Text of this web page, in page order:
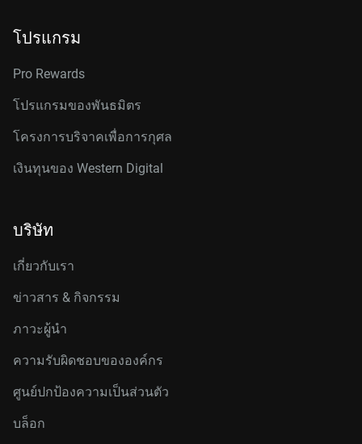
โปรแกรม
Pro Rewards
โปรแกรมของพันธมิตร
โครงการบริจาคเพื่อการกุศล
เงินทุนของ Western Digital
บริษัท
เกี่ยวกับเรา
ข่าวสาร & กิจกรรม
ภาวะผู้นำ
ความรับผิดชอบขององค์กร
ศูนย์ปกป้องความเป็นส่วนตัว
บล็อก